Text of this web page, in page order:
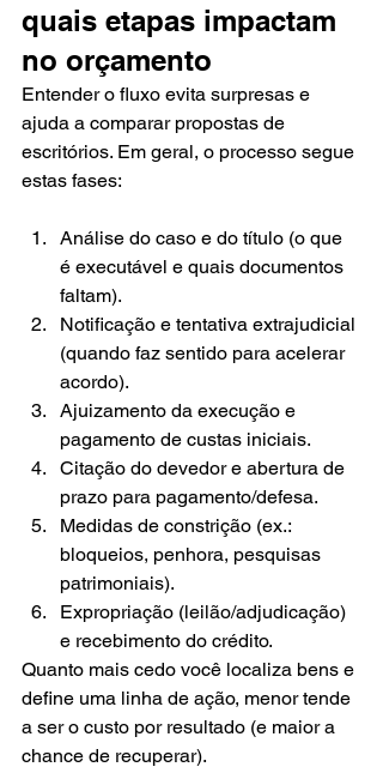
quais etapas impactam
no orçamento
Entender o fluxo evita surpresas e
ajuda a comparar propostas de
escritórios. Em geral, o processo segue
estas fases:
Análise do caso e do título (o que
é executável e quais documentos
faltam).
Notificação e tentativa extrajudicial
(quando faz sentido para acelerar
acordo).
Ajuizamento da execução e
pagamento de custas iniciais.
Citação do devedor e abertura de
prazo para pagamento/defesa.
Medidas de constrição (ex.:
bloqueios, penhora, pesquisas
patrimoniais).
Expropriação (leilão/adjudicação)
e recebimento do crédito.
Quanto mais cedo você localiza bens e
define uma linha de ação, menor tende
a ser o custo por resultado (e maior a
chance de recuperar).